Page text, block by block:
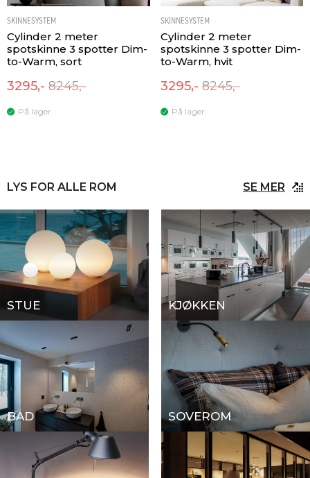
SKINNESYSTEM
Cylinder 2 meter
spotskinne 3 spotter Dim-
to-Warm, sort
3295,- 8245,-
På lager
SKINNESYSTEM
Cylinder 2 meter
spotskinne 3 spotter Dim-
to-Warm, hvit
3295,- 8245,-
På lager
LYS FOR ALLE ROM SE MER
STUE KJØKKEN
BAD SOVEROM